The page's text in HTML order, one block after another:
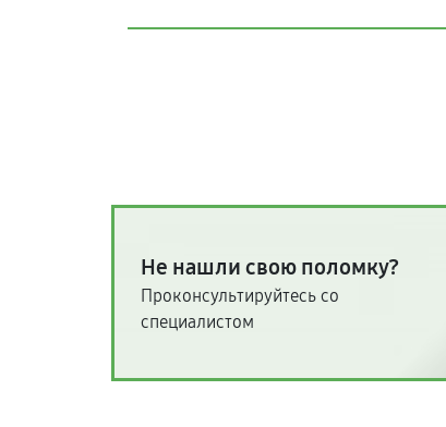
Не нашли свою поломку?
Проконсультируйтесь со
специалистом